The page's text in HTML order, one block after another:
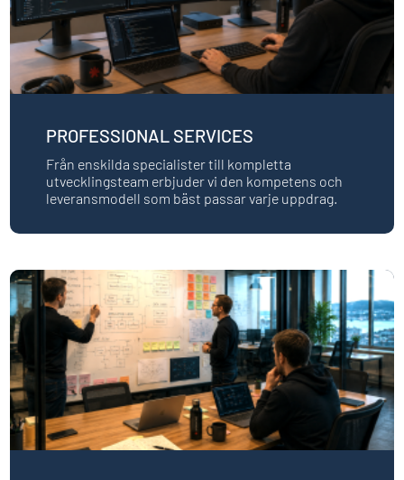
PROFESSIONAL SERVICES
Från enskilda specialister till kompletta
utvecklingsteam erbjuder vi den kompetens och
leveransmodell som bäst passar varje uppdrag.